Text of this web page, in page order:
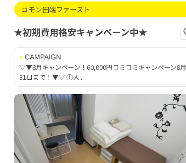
コモン田端ファースト
★初期費用格安キャンペーン中★
CAMPAIGN
▽▼8月キャンペーン！60,000円コミコミキャンペーン8月
31日まで！▼▽ ①入...